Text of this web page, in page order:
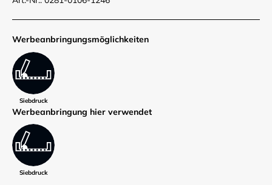
Werbe­anbringungs­möglich­keiten
Siebdruck
Werbe­anbringung hier verwendet
Siebdruck